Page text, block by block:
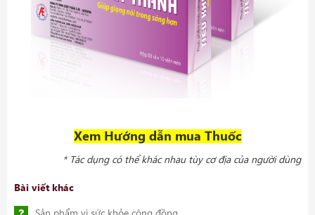
Xem Hướng dẫn mua Thuốc
* Tác dụng có thể khác nhau tùy cơ địa của người dùng
Bài viết khác